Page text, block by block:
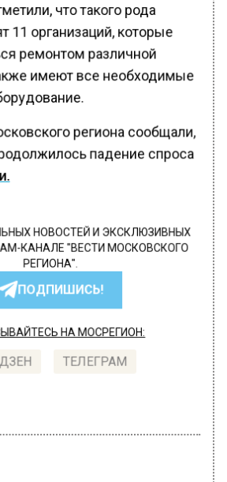
что такого рода
11 организаций, которые
ремонтом различной
имеют все необходимые
региона сообщали,
падение спроса
НОВОСТЕЙ И ЭКСКЛЮЗИВНЫХ
КАНАЛЕ "ВЕСТИ МОСКОВСКОГО
РЕГИОНА".
ПОДПИШИСЬ!
НА МОСРЕГИОН:
ДЗЕН ТЕЛЕГРАМ